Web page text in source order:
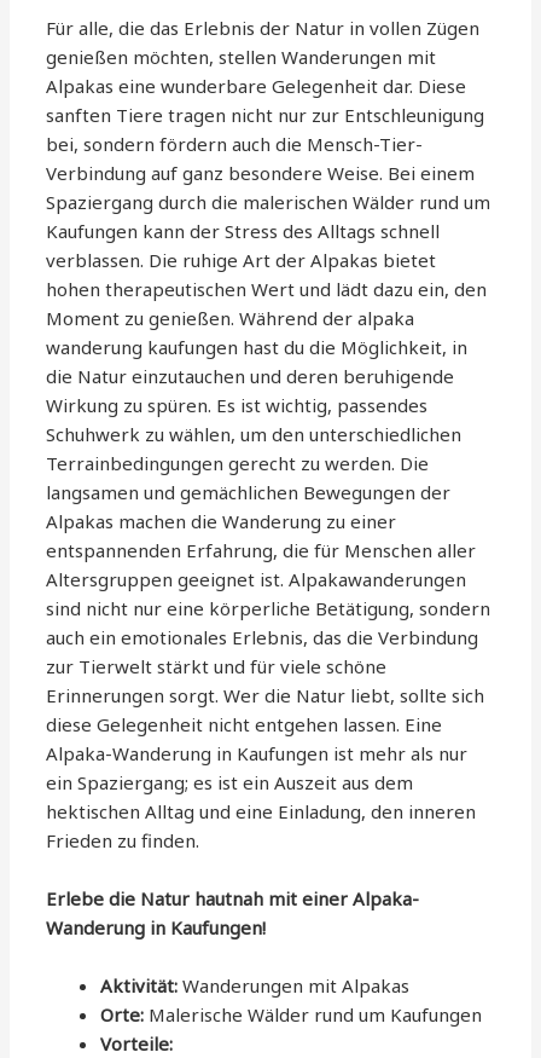
Für alle, die das Erlebnis der Natur in vollen Zügen
genießen möchten, stellen Wanderungen mit
Alpakas eine wunderbare Gelegenheit dar. Diese
sanften Tiere tragen nicht nur zur Entschleunigung
bei, sondern fördern auch die Mensch-Tier-
Verbindung auf ganz besondere Weise. Bei einem
Spaziergang durch die malerischen Wälder rund um
Kaufungen kann der Stress des Alltags schnell
verblassen. Die ruhige Art der Alpakas bietet
hohen therapeutischen Wert und lädt dazu ein, den
Moment zu genießen. Während der alpaka
wanderung kaufungen hast du die Möglichkeit, in
die Natur einzutauchen und deren beruhigende
Wirkung zu spüren. Es ist wichtig, passendes
Schuhwerk zu wählen, um den unterschiedlichen
Terrainbedingungen gerecht zu werden. Die
langsamen und gemächlichen Bewegungen der
Alpakas machen die Wanderung zu einer
entspannenden Erfahrung, die für Menschen aller
Altersgruppen geeignet ist. Alpakawanderungen
sind nicht nur eine körperliche Betätigung, sondern
auch ein emotionales Erlebnis, das die Verbindung
zur Tierwelt stärkt und für viele schöne
Erinnerungen sorgt. Wer die Natur liebt, sollte sich
diese Gelegenheit nicht entgehen lassen. Eine
Alpaka-Wanderung in Kaufungen ist mehr als nur
ein Spaziergang; es ist ein Auszeit aus dem
hektischen Alltag und eine Einladung, den inneren
Frieden zu finden.
Erlebe die Natur hautnah mit einer Alpaka-
Wanderung in Kaufungen!
Aktivität: Wanderungen mit Alpakas
Orte: Malerische Wälder rund um Kaufungen
Vorteile: